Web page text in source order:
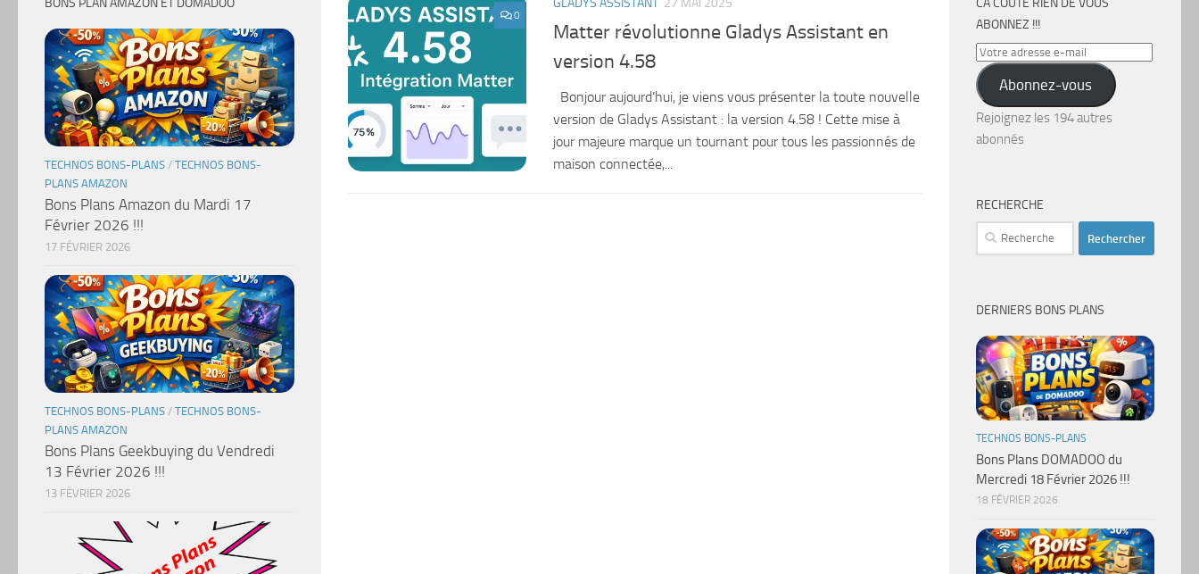
0
GLADYS ASSISTANT 27 MAI 2025
Matter révolutionne Gladys Assistant en
version 4.58
Bonjour aujourd’hui, je viens vous présenter la toute nouvelle
version de Gladys Assistant : la version 4.58 ! Cette mise à
jour majeure marque un tournant pour tous les passionnés de
maison connectée,...
BONS PLAN AMAZON ET DOMADOO
TECHNOS BONS-PLANS / TECHNOS BONS-
PLANS AMAZON
Bons Plans Amazon du Mardi 17
Février 2026 !!!
17 FÉVRIER 2026
TECHNOS BONS-PLANS / TECHNOS BONS-
PLANS AMAZON
Bons Plans Geekbuying du Vendredi
13 Février 2026 !!!
13 FÉVRIER 2026
CA COÛTE RIEN DE VOUS
ABONNEZ !!!
Votre
adresse
e-
mail
Abonnez-vous
Rejoignez les 194 autres
abonnés
RECHERCHE
Rechercher :
DERNIERS BONS PLANS
TECHNOS BONS-PLANS
Bons Plans DOMADOO du
Mercredi 18 Février 2026 !!!
18 FÉVRIER 2026